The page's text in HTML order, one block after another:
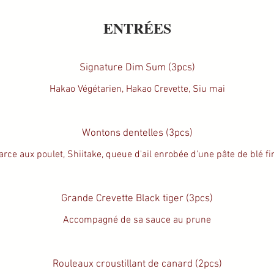
ENTRÉES
Signature Dim Sum (3pcs)
Hakao Végétarien, Hakao Crevette, Siu mai
Wontons dentelles (3pcs)
aux poulet, Shiitake, queue d'ail enrobée d'une pâte de blé
Grande Crevette Black tiger (3pcs)
Accompagné de sa sauce au prune
Rouleaux croustillant de canard (2pcs)